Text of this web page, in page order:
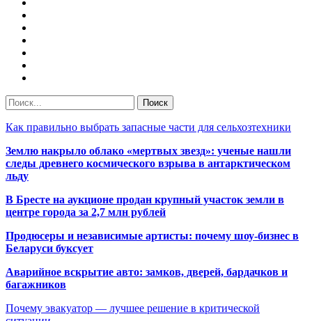
Как правильно выбрать запасные части для сельхозтехники
Землю накрыло облако «мертвых звезд»: ученые нашли
следы древнего космического взрыва в антарктическом
льду
В Бресте на аукционе продан крупный участок земли в
центре города за 2,7 млн рублей
Продюсеры и независимые артисты: почему шоу-бизнес в
Беларуси буксует
Аварийное вскрытие авто: замков, дверей, бардачков и
багажников
Почему эвакуатор — лучшее решение в критической